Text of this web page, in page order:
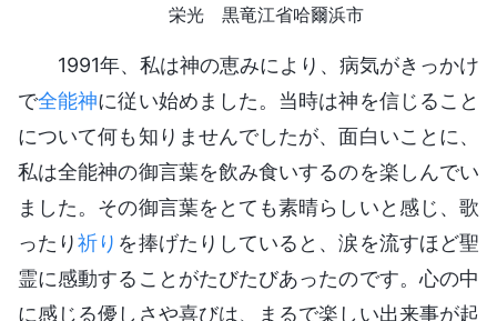
栄光 黒竜江省哈爾浜市
1991年、私は神の恵みにより、病気がきっかけ
で全能神に従い始めました。当時は神を信じること
について何も知りませんでしたが、面白いことに、
私は全能神の御言葉を飲み食いするのを楽しんでい
ました。その御言葉をとても素晴らしいと感じ、歌
ったり祈り を捧げたりしていると、涙を流すほど聖
霊に感動することがたびたびあったのです。心の中
に感じる優しさや喜びは、まるで楽しい出来事が起